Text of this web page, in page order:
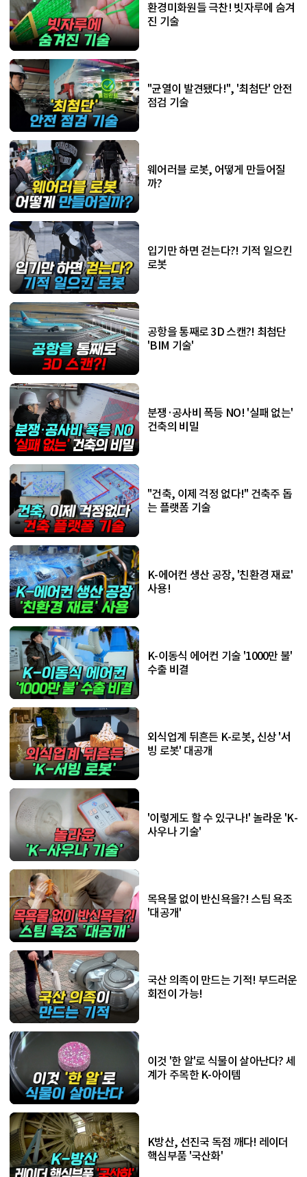
환경미화원들 극찬! 빗자루에 숨겨
진 기술
"균열이 발견됐다!", '최첨단' 안전
점검 기술
웨어러블 로봇, 어떻게 만들어질
까?
입기만 하면 걷는다?! 기적 일으킨
로봇
공항을 통째로 3D 스캔?! 최첨단
'BIM 기술'
분쟁·공사비 폭등 NO! '실패 없는'
건축의 비밀
"건축, 이제 걱정 없다!" 건축주 돕
는 플랫폼 기술
K-에어컨 생산 공장, '친환경 재료'
사용!
K-이동식 에어컨 기술 '1000만 불'
수출 비결
외식업계 뒤흔든 K-로봇, 신상 '서
빙 로봇' 대공개
'이렇게도 할 수 있구나!' 놀라운 'K-
사우나 기술'
목욕물 없이 반신욕을?! 스팀 욕조
'대공개'
국산 의족이 만드는 기적! 부드러운
회전이 가능!
이것 '한 알'로 식물이 살아난다? 세
계가 주목한 K-아이템
K방산, 선진국 독점 깨다! 레이더
핵심부품 '국산화'